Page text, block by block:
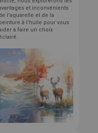
et inconvénients
l'aquarelle et de la
à l'huile pour vous
à faire un choix